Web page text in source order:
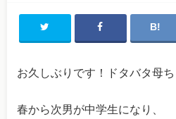
お久しぶりです！ドタバタ母
春から次男が中学生になり、